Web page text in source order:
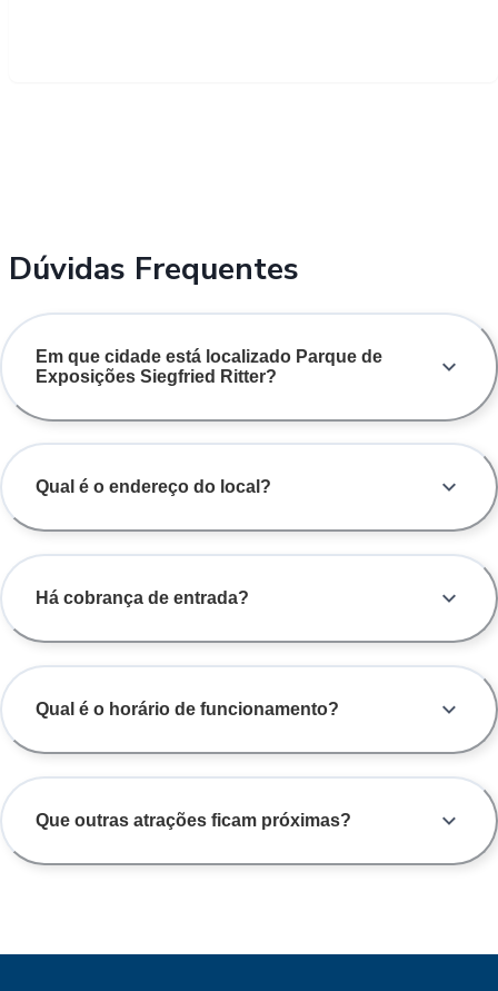
Dúvidas Frequentes
Em que cidade está localizado Parque de
Exposições Siegfried Ritter?
Qual é o endereço do local?
Há cobrança de entrada?
Qual é o horário de funcionamento?
Que outras atrações ficam próximas?